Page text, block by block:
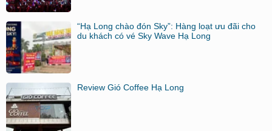
“Hạ Long chào đón Sky”: Hàng loạt ưu đãi cho
du khách có vé Sky Wave Hạ Long
Review Gió Coffee Hạ Long